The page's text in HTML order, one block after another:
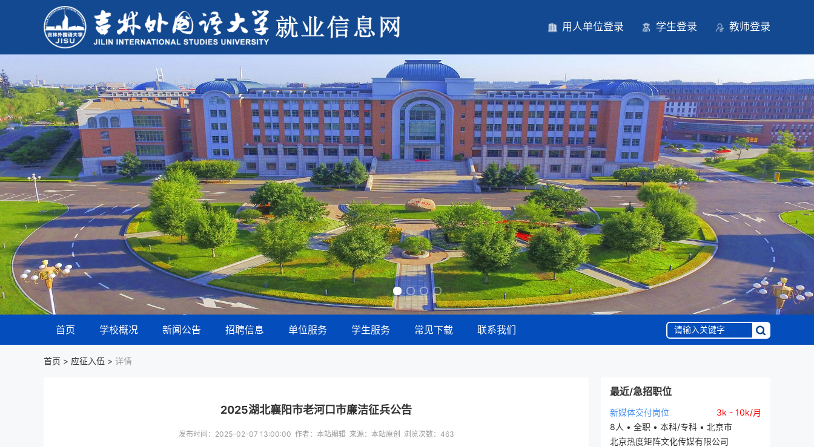
用人单位登录 学生登录 教师登录
首页 学校概况 新闻公告 招聘信息 单位服务 学生服务 常见下载 联系我们
首页 > 应征入伍 > 详情
最近/急招职位
新媒体交付岗位
3k - 10k/月
8人 • 全职 • 本科/专科 • 北京市
北京热度矩阵文化传媒有限公司
2025湖北襄阳市老河口市廉洁征兵公告
发布时间：2025-02-07 13:00:00 作者：本站编辑 来源：本站原创 浏览次数： 463